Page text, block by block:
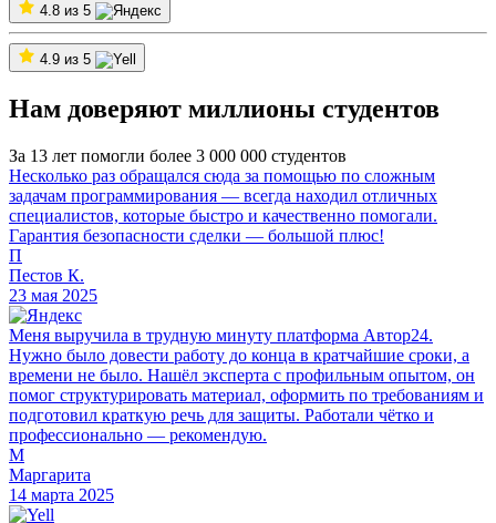
4.8 из 5
4.9 из 5
Нам доверяют миллионы студентов
За 13 лет помогли более 3 000 000 студентов
Несколько раз обращался сюда за помощью по сложным
задачам программирования — всегда находил отличных
специалистов, которые быстро и качественно помогали.
Гарантия безопасности сделки — большой плюс!
П
Пестов К.
23 мая 2025
Меня выручила в трудную минуту платформа Автор24.
Нужно было довести работу до конца в кратчайшие сроки, а
времени не было. Нашёл эксперта с профильным опытом, он
помог структурировать материал, оформить по требованиям и
подготовил краткую речь для защиты. Работали чётко и
профессионально — рекомендую.
М
Маргарита
14 марта 2025